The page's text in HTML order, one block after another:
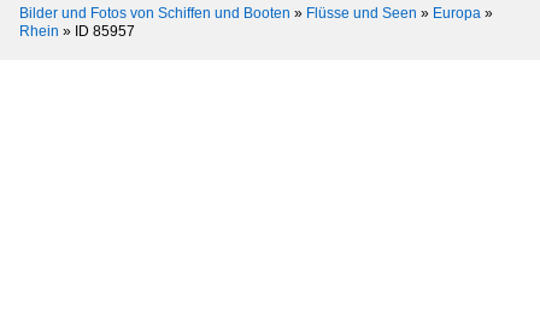
Bilder und Fotos von Schiffen und Booten » Flüsse und Seen » Europa »
Rhein » ID 85957